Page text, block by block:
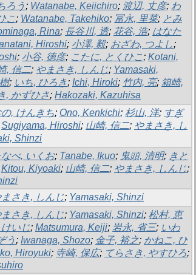
ろう ; Watanabe, Keiichiro; 渡辺, 丈彦; わ
こ; Watanabe, Takehiko; 冨永, 里菜; とみ
Rina; 長谷川, 透; 花谷, 浩; はなた
Hiroshi; 小澤, 毅; おざわ, つよし;
; 小谷, 徳彦; こたに, とくひこ; Kotani,
, 信二; やまさき, しんじ; Yamasaki,
; いち, ひろき; Ichi, Hiroki; 竹内, 亮; 箱崎,
, かずひさ; Hakozaki, Kazuhisa
の, けんきち; Ono, Kenkichi; 杉山, 洋; すぎ
Sugiyama, Hiroshi; 山崎, 信二; やまさき, し
Shinzi
なべ, いくお; Tanabe, Ikuo; 鬼頭, 清明; きと
Kitou, Kiyoaki; 山崎, 信二; やまさき, しんじ;
さき, しんじ; Yamasaki, Shinzi
さき, しんじ; Yamasaki, Shinzi; 松村, 恵
いじ; Matsumura, Keiji; 岩永, 省三; いわ
う ; Iwanaga, Shozo; 金子, 裕之; かねこ, ひ
Hiroyuki; 寺崎, 保広; てらさき, やすひろ;